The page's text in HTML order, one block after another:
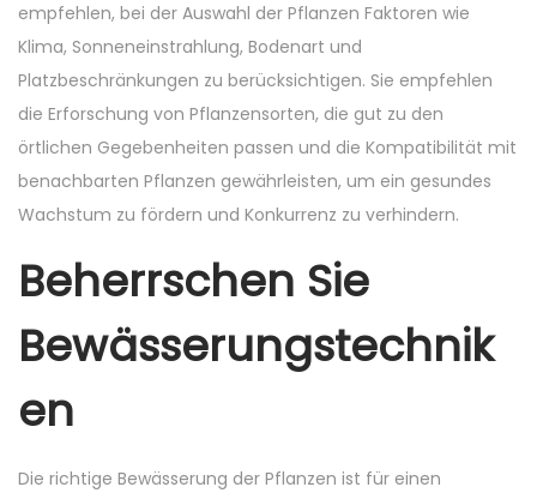
empfehlen, bei der Auswahl der Pflanzen Faktoren wie
Klima, Sonneneinstrahlung, Bodenart und
Platzbeschränkungen zu berücksichtigen. Sie empfehlen
die Erforschung von Pflanzensorten, die gut zu den
örtlichen Gegebenheiten passen und die Kompatibilität mit
benachbarten Pflanzen gewährleisten, um ein gesundes
Wachstum zu fördern und Konkurrenz zu verhindern.
Beherrschen Sie
Bewässerungstechnik
en
Die richtige Bewässerung der Pflanzen ist für einen